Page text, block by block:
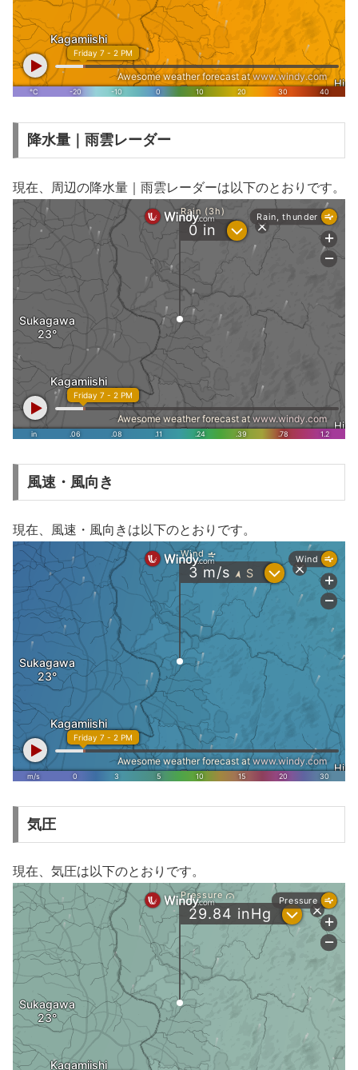
降水量｜雨雲レーダー
現在、周辺の降水量｜雨雲レーダーは以下のとおりです。
風速・風向き
現在、風速・風向きは以下のとおりです。
気圧
現在、気圧は以下のとおりです。